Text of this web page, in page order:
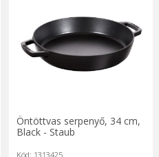
Öntöttvas serpenyő, 34 cm,
Black - Staub
Kód: 1313425